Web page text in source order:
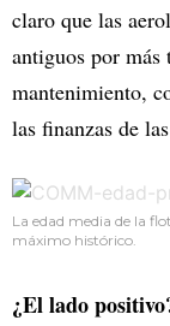
claro que las
antiguos por más
mantenimiento,
las finanzas de
La edad media de la
máximo histórico.
¿El lado